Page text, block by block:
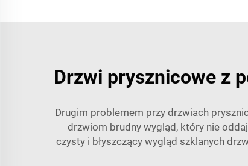
Drzwi prysznicowe z
Drugim problemem przy drzwiach
drzwiom brudny wygląd, który nie
czysty i błyszczący wygląd szklanych